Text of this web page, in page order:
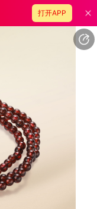
打开APP